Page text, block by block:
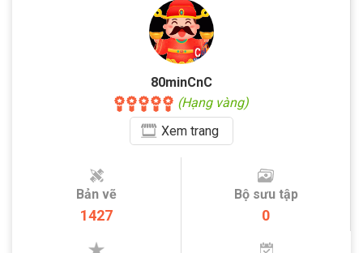
80minCnC
(Hạng vàng)
Xemtrang
Bản vẽ
1427
Bộ sưu tập
0